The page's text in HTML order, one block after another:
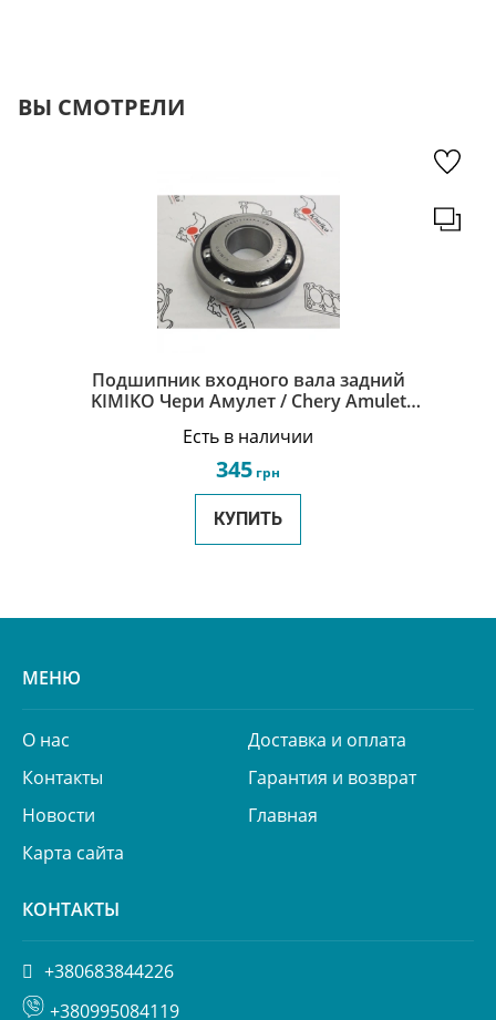
ВЫ СМОТРЕЛИ
Подшипник входного вала задний
KIMIKO Чери Амулет / Chery Amulet
Есть в наличии
345 грн
КУПИТЬ
МЕНЮ
О нас
Доставка и оплата
Контакты
Гарантия и возврат
Новости
Главная
Карта сайта
КОНТАКТЫ
+380683844226
+380995084119